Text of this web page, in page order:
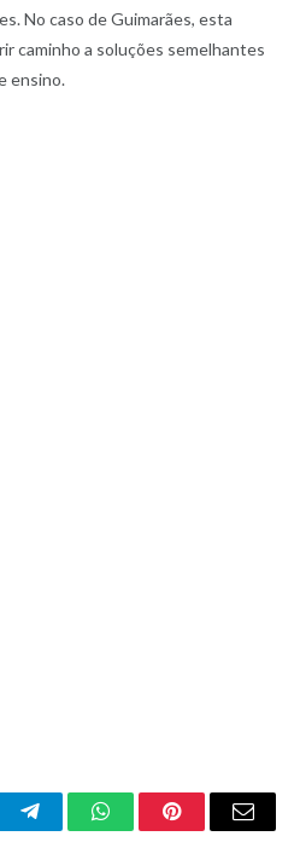
No caso de Guimarães, esta
caminho a soluções semelhantes
ensino.
TelegramWhatsAppPinterestEmail